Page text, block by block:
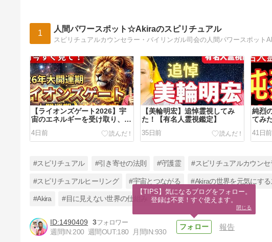
1 人間パワースポット☆Akiraのスピリチュアル
【ライオンズゲート2026】宇
宙のエネルギーを受け取り、人
4日前
【美輪明宏】追悼霊視してみ
た！【有名人霊視鑑定】
35日前
純烈
てみ
41日前
損をしてしまう驚きの事実！
【目に見えない世界の仕組み】
84日前
#スピリチュアル #引き寄せの法則 #守護霊 #スピリチュアルカウンセ
#スピリチュアルヒーリング #宇宙とつながる #Akiraの世界を元気にす
#Akira #目に見えない世界の仕組み
1490409
3
週間IN:200 週間OUT:180 月間IN:930
報告
【TIPS】気になるブログをフォロー。
登録は不要！すぐ使えます。
閉じる